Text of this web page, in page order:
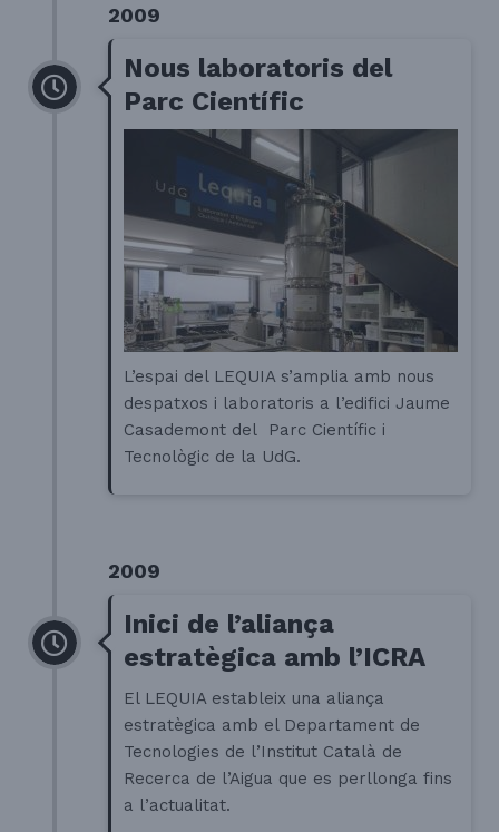
2009
Nous laboratoris del
Parc Científic
L’espai del LEQUIA s’amplia amb nous
despatxos i laboratoris a l’edifici Jaume
Casademont del Parc Científic i
Tecnològic de la UdG.
2009
Inici de l’aliança
estratègica amb l’ICRA
El LEQUIA estableix una aliança
estratègica amb el Departament de
Tecnologies de l’Institut Català de
Recerca de l’Aigua que es perllonga fins
a l’actualitat.